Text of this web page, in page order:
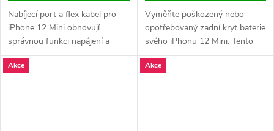
Nabíjecí port a flex kabel pro
iPhone 12 Mini obnovují
správnou funkci napájení a
přenosu dat. Tento díl je ideální
pro opravy při problémech s
Vyměňte poškozený nebo
opotřebovaný zadní kryt baterie
svého iPhonu 12 Mini. Tento
kryt obsahuje zvětšený otvor
na kameru a logo Apple, které
Akce Akce